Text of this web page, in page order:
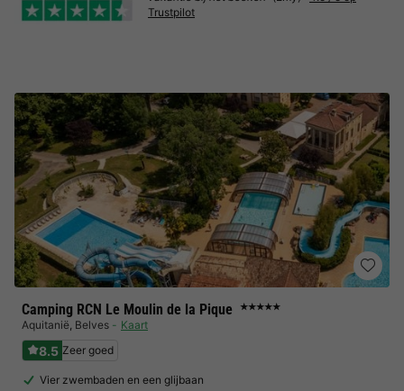
Camping RCN Le Moulin de la Pique ★★★★★
Aquitanië, Belves Kaart
8.5 Zeer goed
Vier zwembaden en een glijbaan
Trustpilot